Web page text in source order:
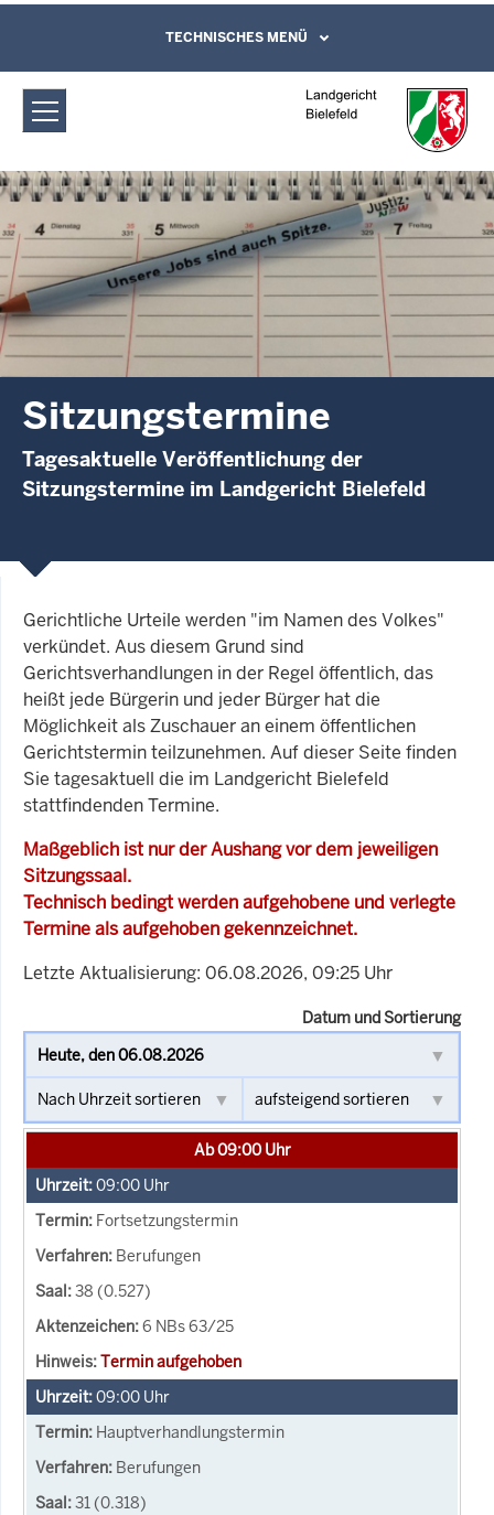
Landgericht Bielefeld: Sitzungstermine
Direkt zum Inhalt
Leichte Sprache, Gebärdensprachenvideo
und Kontaktformular
TECHNISCHES MENÜ
Sitzungstermine
Tagesaktuelle Veröffentlichung der
Sitzungstermine im Landgericht Bielefeld
Gerichtliche Urteile werden "im Namen des Volkes"
verkündet. Aus diesem Grund sind
Gerichtsverhandlungen in der Regel öffentlich, das
heißt jede Bürgerin und jeder Bürger hat die
Möglichkeit als Zuschauer an einem öffentlichen
Gerichtstermin teilzunehmen. Auf dieser Seite finden
Sie tagesaktuell die im Landgericht Bielefeld
stattfindenden Termine.
Maßgeblich ist nur der Aushang vor dem jeweiligen
Sitzungssaal.
Technisch bedingt werden aufgehobene und verlegte
Termine als aufgehoben gekennzeichnet.
Letzte Aktualisierung: 06.08.2026, 09:25 Uhr
Datum und Sortierung
Ab 09:00 Uhr
09:00 Uhr
Fortsetzungstermin
Berufungen
38 (0.527)
6 NBs 63/25
Termin aufgehoben
09:00 Uhr
Hauptverhandlungstermin
Berufungen
31 (0.318)